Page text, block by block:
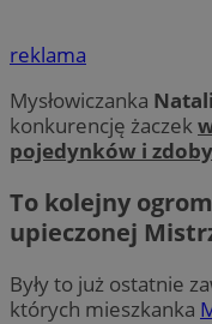
reklama
Mysłowiczanka
konkurencję żaczek
pojedynków i
To kolejny
upieczonej
Były to już ostatnie
których mieszkanka